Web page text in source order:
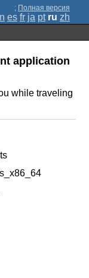
; Полная версия
es fr ja pt ru zh
application
while traveling